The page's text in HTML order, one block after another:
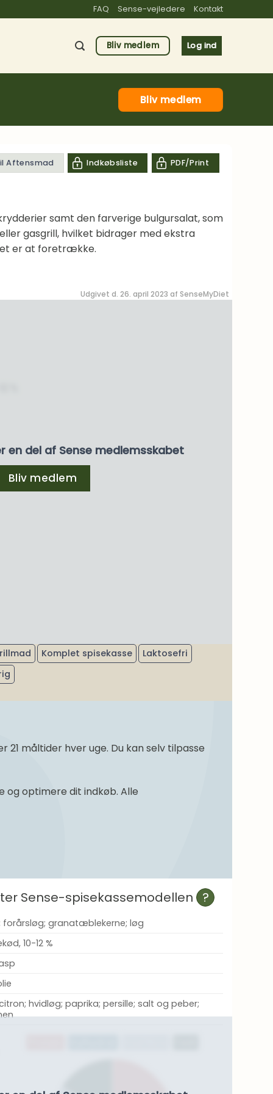
FAQ Sense-vejledere Kontakt
Bliv medlem Log ind
Bliv medlem
Aftensmad Indkøbsliste PDF/Print
samt den farverige bulgursalat, som
gasgrill, hvilket bidrager med ekstra
er at foretrække.
Udgivet d. 26. april 2023 af SenseMyDiet
en del af Sense medlemsskabet
Bliv medlem
Komplet spisekasse
Laktosefri
måltider hver uge. Du kan selv tilpasse
optimere dit indkøb. Alle
Sense-spisekassemodellen ?
forårsløg; granatæblekerne; løg
10-12 %
hvidløg; paprika; persille; salt og peber;